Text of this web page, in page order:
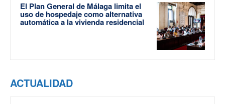
El Plan General de Málaga limita el
uso de hospedaje como alternativa
automática a la vivienda residencial
ACTUALIDAD